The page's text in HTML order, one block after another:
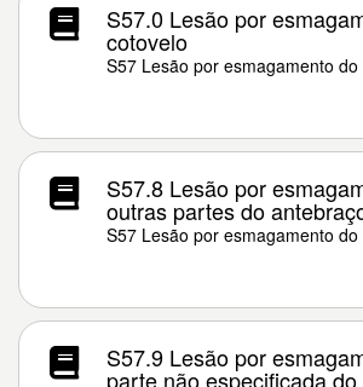
S57.0 Lesão por
cotovelo
S57 Lesão por esmagamento
S57.8 Lesão por
outras partes do
S57 Lesão por esmagamento
S57.9 Lesão por
parte não especificada